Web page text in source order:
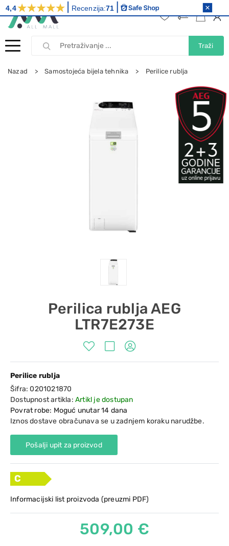
Traži
Nazad Samostojeća bijela tehnika Perilice rublja
Perilica rublja AEG
LTR7E273E
Perilice rublja
Šifra:0201021870
Dostupnost artikla: Artikl je dostupan
Povrat robe: Moguć unutar 14 dana
Iznos dostave obračunava se u zadnjem koraku narudžbe.
Pošalji upit za proizvod
C
Informacijski list proizvoda (preuzmi PDF)
509,00 €
4,4 Recenzija:71